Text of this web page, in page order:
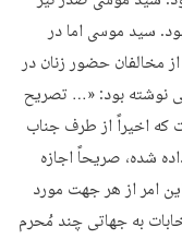
سید موسی اما در
مخالفان حضور زنان در
نوشته بود: «… تصریح
که اخیراً از طرف جناب
شده، صریحاً اجازه
امر از هر جهت مورد
به جهاتی چند مُحرم